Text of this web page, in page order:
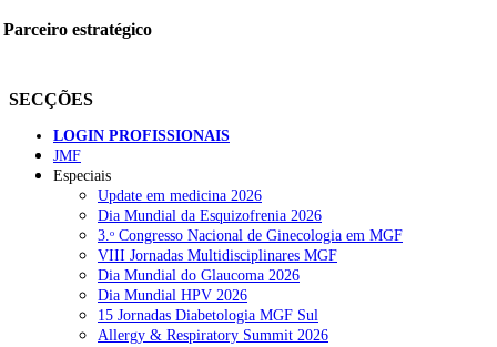
Parceiro estratégico
SECÇÕES
LOGIN PROFISSIONAIS
JMF
Especiais
Update em medicina 2026
Dia Mundial da Esquizofrenia 2026
3.ᵒ Congresso Nacional de Ginecologia em MGF
VIII Jornadas Multidisciplinares MGF
Dia Mundial do Glaucoma 2026
Dia Mundial HPV 2026
15 Jornadas Diabetologia MGF Sul
Allergy & Respiratory Summit 2026